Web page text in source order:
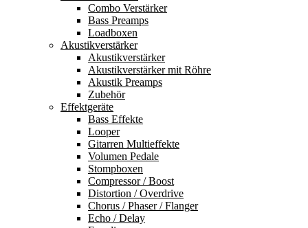
Combo Verstärker
Bass Preamps
Loadboxen
Akustikverstärker
Akustikverstärker
Akustikverstärker mit Röhre
Akustik Preamps
Zubehör
Effektgeräte
Bass Effekte
Looper
Gitarren Multieffekte
Volumen Pedale
Stompboxen
Compressor / Boost
Distortion / Overdrive
Chorus / Phaser / Flanger
Echo / Delay